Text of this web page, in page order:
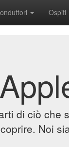
Ospiti
di ciò che
Noi